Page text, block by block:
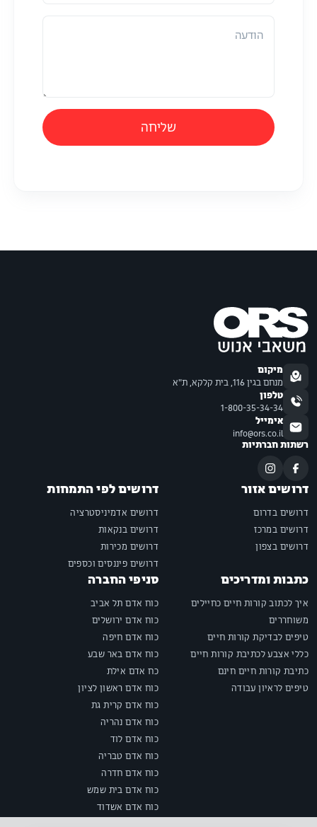
הודעה
שליחה
מיקום
מנחם בגין 116, בית קלקא, ת"א
טלפון
1-800-35-34-34
אימייל
info@ors.co.il
רשתות חברתיות
דרושים אזור
דרושים בדרום
דרושים במרכז
דרושים בצפון
דרושים לפי התמחות
דרושים אדמיניסטרציה
דרושים בנקאות
דרושים מכירות
דרושים פיננסים וכספים
כתבות ומדריכים
איך לכתוב קורות חיים כחיילים
משוחררים
טיפים לבדיקת קורות חיים
כללי אצבע לכתיבת קורות חיים
כתיבת קורות חיים חינם
טיפים לראיון עבודה
סניפי החברה
כוח אדם תל אביב
כוח אדם ירושלים
כוח אדם חיפה
כוח אדם באר שבע
כח אדם אילת
כוח אדם ראשון לציון
כוח אדם קרית גת
כוח אדם נהריה
כוח אדם לוד
כוח אדם טבריה
כוח אדם חדרה
כוח אדם בית שמש
כוח אדם אשדוד